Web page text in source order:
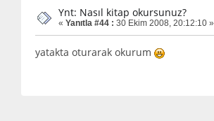
Ynt: Nasıl kitap okursunuz?
« Yanıtla #44 : 30 Ekim 2008, 20:12:10 »
yatakta oturarak okurum